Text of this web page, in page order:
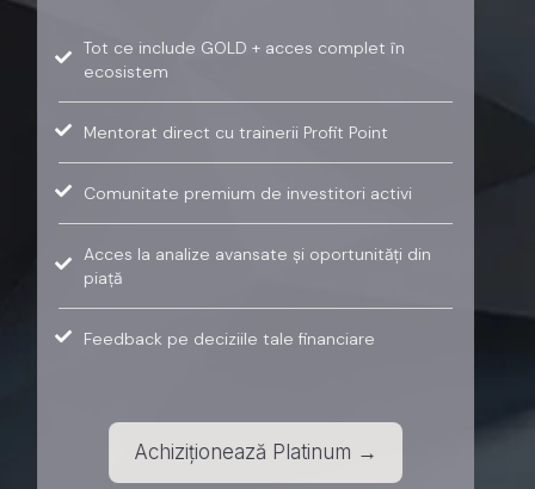
Tot ce include GOLD + acces complet în
ecosistem
Mentorat direct cu trainerii Profit Point
Comunitate premium de investitori activi
Acces la analize avansate și oportunități din
piață
Feedback pe deciziile tale financiare
Achiziționează Platinum →